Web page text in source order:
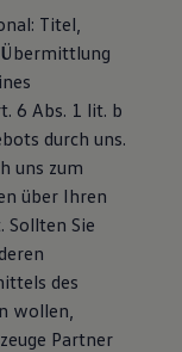
Titel,
6 Abs. 1 lit. b
durch uns.
uns zum
über Ihren
Sollten Sie
des
wollen,
Partner